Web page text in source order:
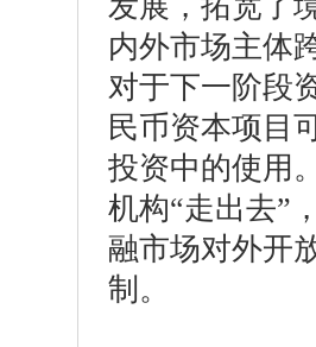
内外市场主体
对于下一阶段
民币资本项目
投资中的使用
机构“走出去”
融市场对外开
制。